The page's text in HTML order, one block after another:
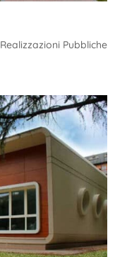
Realizzazioni Pubbliche